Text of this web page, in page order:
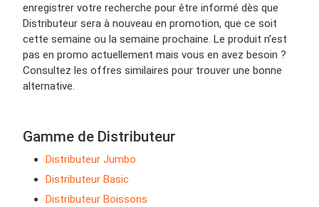
enregistrer votre recherche pour être informé dès que
Distributeur sera à nouveau en promotion, que ce soit
cette semaine ou la semaine prochaine. Le produit n’est
pas en promo actuellement mais vous en avez besoin ?
Consultez les offres similaires pour trouver une bonne
alternative.
Gamme de Distributeur
Distributeur Jumbo
Distributeur Basic
Distributeur Boissons